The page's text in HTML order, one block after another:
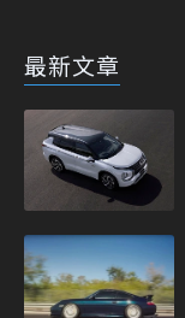
最新文章